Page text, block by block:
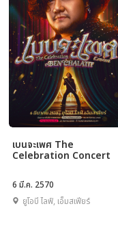
เบนจะเพศ The
Celebration Concert
6 มี.ค. 2570
ยูโอบี ไลฟ์, เอ็มสเฟียร์